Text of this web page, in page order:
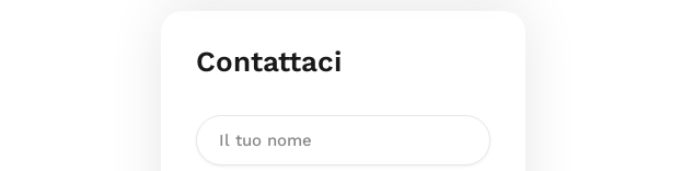
Contattaci